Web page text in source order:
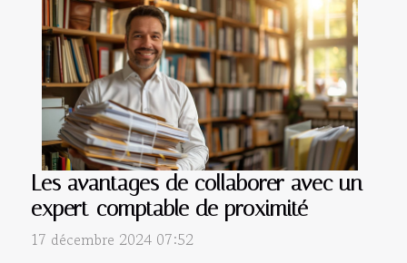
Les avantages de collaborer avec un
expert-comptable de proximité
17 décembre 2024 07:52